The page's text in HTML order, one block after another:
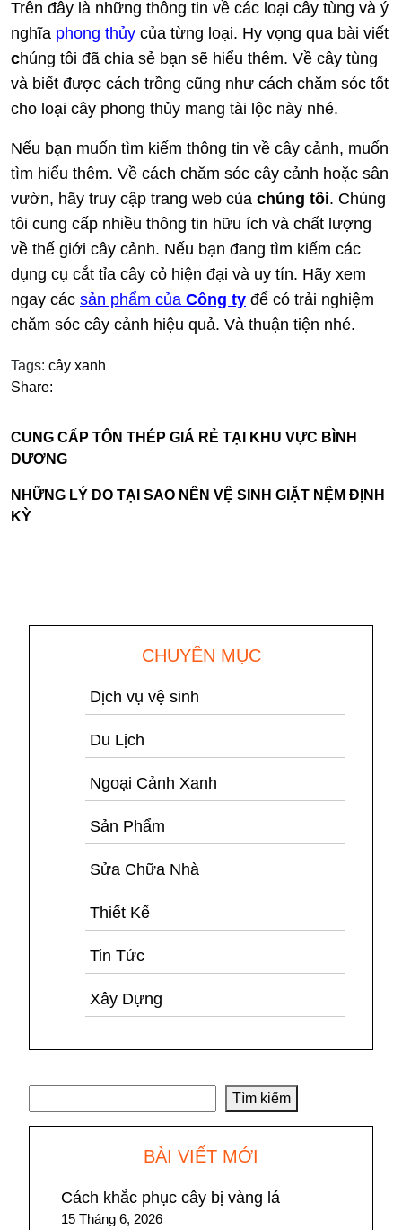
Trên đây là những thông tin về các loại cây tùng và ý
nghĩa phong thủy của từng loại. Hy vọng qua bài viết
chúng tôi đã chia sẻ bạn sẽ hiểu thêm. Về cây tùng
và biết được cách trồng cũng như cách chăm sóc tốt
cho loại cây phong thủy mang tài lộc này nhé.
Nếu bạn muốn tìm kiếm thông tin về cây cảnh, muốn
tìm hiểu thêm. Về cách chăm sóc cây cảnh hoặc sân
vườn, hãy truy cập trang web của chúng tôi. Chúng
tôi cung cấp nhiều thông tin hữu ích và chất lượng
về thế giới cây cảnh. Nếu bạn đang tìm kiếm các
dụng cụ cắt tỉa cây cỏ hiện đại và uy tín. Hãy xem
ngay các sản phẩm của Công ty để có trải nghiệm
chăm sóc cây cảnh hiệu quả. Và thuận tiện nhé.
Tags: cây xanh
Share:
CUNG CẤP TÔN THÉP GIÁ RẺ TẠI KHU VỰC BÌNH
DƯƠNG
NHỮNG LÝ DO TẠI SAO NÊN VỆ SINH GIẶT NỆM ĐỊNH
KỲ
CHUYÊN MỤC
Dịch vụ vệ sinh
Du Lịch
Ngoại Cảnh Xanh
Sản Phẩm
Sửa Chữa Nhà
Thiết Kế
Tin Tức
Xây Dựng
Tìm kiếm
BÀI VIẾT MỚI
Cách khắc phục cây bị vàng lá
15 Tháng 6, 2026